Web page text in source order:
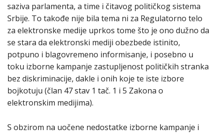
saziva parlamenta, a time i čitavog političkog sistema
Srbije. To takođe nije bila tema ni za Regulatorno telo
za elektronske medije uprkos tome što je ono dužno da
se stara da elektronski mediji obezbede istinito,
potpuno i blagovremeno informisanje, i posebno u
toku izborne kampanje zastupljenost političkih stranka
bez diskriminacije, dakle i onih koje te iste izbore
bojkotuju (član 47 stav 1 tač. 1 i 5 Zakona o
elektronskim medijima).
S obzirom na uočene nedostatke izborne kampanje i